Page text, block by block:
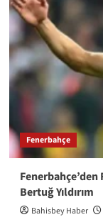
Fenerbahçe
Bertuğ Yıldırım
Bahisbey Haber